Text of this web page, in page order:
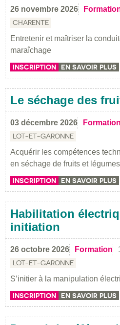
26 novembre 2026
CHARENTE
Entretenir et maîtriser la
maraîchage
INSCRIPTION EN SAVOIR PLUS
Le séchage des
03 décembre 2026 Formation
LOT-ET-GARONNE
Acquérir les compétences
en séchage de fruits et
INSCRIPTION EN SAVOIR PLUS
Habilitation
initiation
26 octobre 2026 Formation
LOT-ET-GARONNE
S’initier à la manipulation
INSCRIPTION EN SAVOIR PLUS